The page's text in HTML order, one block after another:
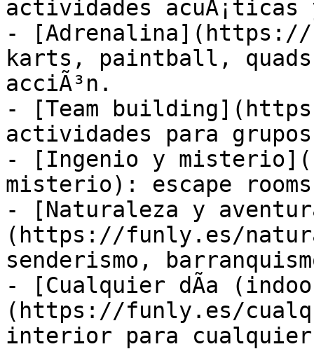
actividades
-
karts, paintball,
acciÃ³n.
- [Team
actividades para
- [Ingenio y
misterio): escape
- [Naturaleza y
(https://funly.es/
senderismo,
- [Cualquier dÃ­a
(https://funly.es/
interior para cualquier